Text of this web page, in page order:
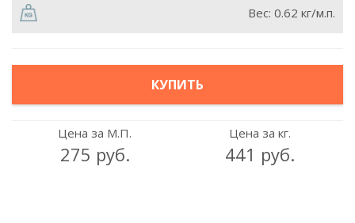
Вес: 0.62 кг/м.п.
КУПИТЬ
Цена за М.П.
275 руб.
Цена за кг.
441 руб.